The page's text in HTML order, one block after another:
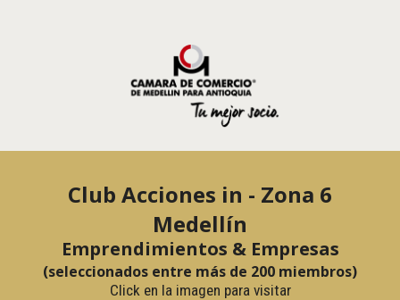
Club Acciones in - Zona 6
Medellín
Emprendimientos & Empresas
(seleccionados entre más de 200 miembros)
Click en la imagen para visitar